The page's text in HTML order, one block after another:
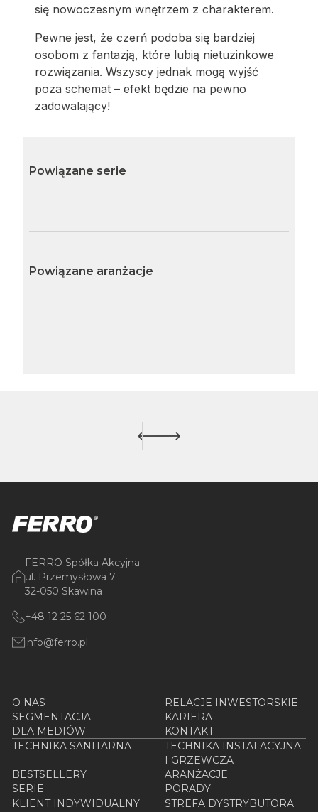
się nowoczesnym wnętrzem z charakterem.
Pewne jest, że czerń podoba się bardziej
osobom z fantazją, które lubią nietuzinkowe
rozwiązania. Wszyscy jednak mogą wyjść
poza schemat – efekt będzie na pewno
zadowalający!
Powiązane serie
Powiązane aranżacje
FERRO Spółka Akcyjna
ul. Przemysłowa 7
32-050 Skawina
+48 12 25 62 100
info@ferro.pl
O NAS
RELACJE INWESTORSKIE
SEGMENTACJA
KARIERA
DLA MEDIÓW
KONTAKT
TECHNIKA SANITARNA
TECHNIKA INSTALACYJNA
I GRZEWCZA
BESTSELLERY
ARANŻACJE
SERIE
PORADY
KLIENT INDYWIDUALNY
STREFA DYSTRYBUTORA